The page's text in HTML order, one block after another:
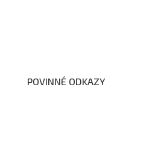
POVINNÉ ODKAZY